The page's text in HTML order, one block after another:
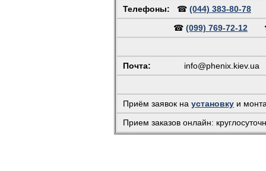
Телефоны: ☎ (044) 383-80-78
☎ (099) 769-72-12
Почта: info@phenix.kiev.ua
Приём заявок на установку и
Прием заказов онлайн: